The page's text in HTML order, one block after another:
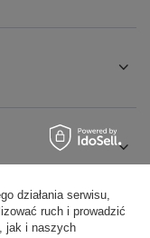
działania serwisu,
ruch i prowadzić
jak i naszych